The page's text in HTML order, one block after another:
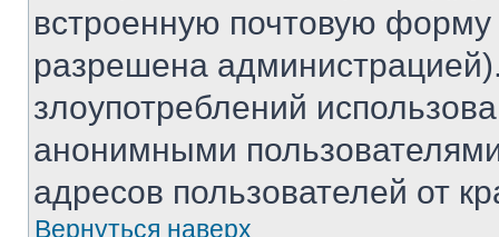
встроенную почтовую
разрешена
злоупотреблений
анонимными
адресов пользователей от
Вернуться наверх